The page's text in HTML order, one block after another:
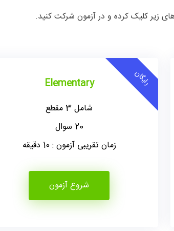
زیر کلیک کرده و در آزمون شرکت کنید.
رایگان Elementary
شامل 3 مقطع
20 سوال
زمان تقریبی آزمون : 10 دقیقه
شروع آزمون